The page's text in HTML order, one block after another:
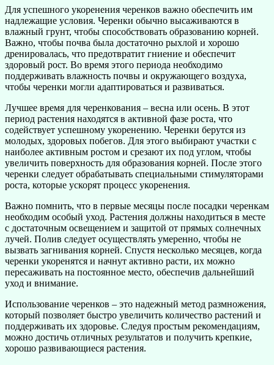
Для успешного укоренения черенков важно обеспечить им
надлежащие условия. Черенки обычно высаживаются в
влажный грунт, чтобы способствовать образованию корней.
Важно, чтобы почва была достаточно рыхлой и хорошо
дренировалась, что предотвратит гниение и обеспечит
здоровый рост. Во время этого периода необходимо
поддерживать влажность почвы и окружающего воздуха,
чтобы черенки могли адаптироваться и развиваться.
Лучшее время для черенкования – весна или осень. В этот
период растения находятся в активной фазе роста, что
содействует успешному укоренению. Черенки берутся из
молодых, здоровых побегов. Для этого выбирают участки с
наиболее активным ростом и срезают их под углом, чтобы
увеличить поверхность для образования корней. После этого
черенки следует обрабатывать специальными стимуляторами
роста, которые ускорят процесс укоренения.
Важно помнить, что в первые месяцы после посадки черенкам
необходим особый уход. Растения должны находиться в месте
с достаточным освещением и защитой от прямых солнечных
лучей. Полив следует осуществлять умеренно, чтобы не
вызвать загнивания корней. Спустя несколько месяцев, когда
черенки укоренятся и начнут активно расти, их можно
пересаживать на постоянное место, обеспечив дальнейший
уход и внимание.
Использование черенков – это надежный метод размножения,
который позволяет быстро увеличить количество растений и
поддерживать их здоровье. Следуя простым рекомендациям,
можно достичь отличных результатов и получить крепкие,
хорошо развивающиеся растения.